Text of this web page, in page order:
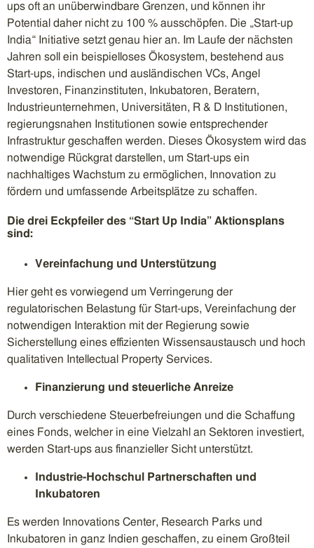
ups oft an unüberwindbare Grenzen, und können ihr
Potential daher nicht zu 100 % ausschöpfen. Die „Start-up
India“ Initiative setzt genau hier an. Im Laufe der nächsten
Jahren soll ein beispielloses Ökosystem, bestehend aus
Start-ups, indischen und ausländischen VCs, Angel
Investoren, Finanzinstituten, Inkubatoren, Beratern,
Industrieunternehmen, Universitäten, R & D Institutionen,
regierungsnahen Institutionen sowie entsprechender
Infrastruktur geschaffen werden. Dieses Ökosystem wird das
notwendige Rückgrat darstellen, um Start-ups ein
nachhaltiges Wachstum zu ermöglichen, Innovation zu
fördern und umfassende Arbeitsplätze zu schaffen.
Die drei Eckpfeiler des “Start Up India” Aktionsplans
sind:
Vereinfachung und Unterstützung
Hier geht es vorwiegend um Verringerung der
regulatorischen Belastung für Start-ups, Vereinfachung der
notwendigen Interaktion mit der Regierung sowie
Sicherstellung eines effizienten Wissensaustausch und hoch
qualitativen Intellectual Property Services.
Finanzierung und steuerliche Anreize
Durch verschiedene Steuerbefreiungen und die Schaffung
eines Fonds, welcher in eine Vielzahl an Sektoren investiert,
werden Start-ups aus finanzieller Sicht unterstützt.
Industrie-Hochschul Partnerschaften und
Inkubatoren
Es werden Innovations Center, Research Parks und
Inkubatoren in ganz Indien geschaffen, zu einem Großteil